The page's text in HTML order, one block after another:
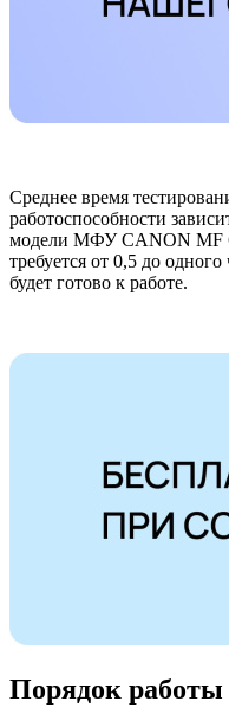
Среднее время
работоспособности
модели МФУ CANON MF
требуется от 0,5 до
будет готово к работе.
Порядок работы